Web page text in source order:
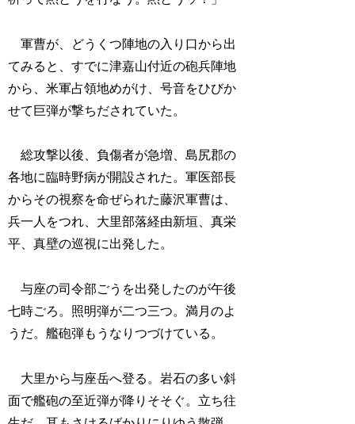
軍曹が、どうくつ陣地の入り口から出
てみると、すでに津嘉山付近の砲兵陣地
から、米軍占領地めがけ、号音をひびか
せて巨弾が撃ちだされていた。
総攻撃以後、負傷者が急増、島尻郡の
各地に臨時野病が開設された。軍医部長
からその視察を命ぜられた藤沢軍曹は、
兵一人をつれ、大里部落経由新垣、真栄
平、真壁の巡視に出発した。
与座の司令部ごうを出発したのが午後
七時ごろ。照明弾が二つ三つ。満月のよ
うだ。艦砲弾もうなりつづけている。
大里から与座岳へ登る。岩石の多い斜
面で艦砲の至近弾が降りそそぐ。立ち往